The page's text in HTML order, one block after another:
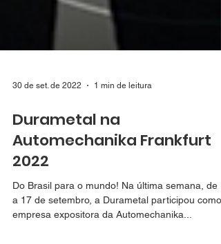
30 de set. de 2022 1 min de leitura
Durametal na
Automechanika Frankfurt
2022
Do Brasil para o mundo! Na última semana, de